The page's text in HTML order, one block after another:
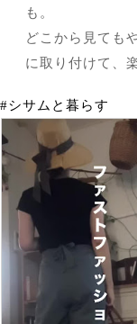
も。
どこから見ても
に取り付けて、
#シサムと暮らす